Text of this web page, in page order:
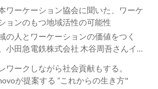
ワーケーション協会に聞いた、ワーケ
ョンのもつ地域活性の可能性
の人とワーケーションの価値をつく
小田急電鉄株式会社 木谷周吾さんイン
ワークしながら社会貢献もする。
が提案する ”これからの生き方"